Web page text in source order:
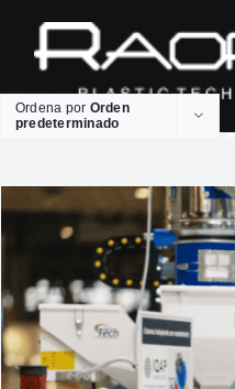
Ordena por Orden
predeterminado